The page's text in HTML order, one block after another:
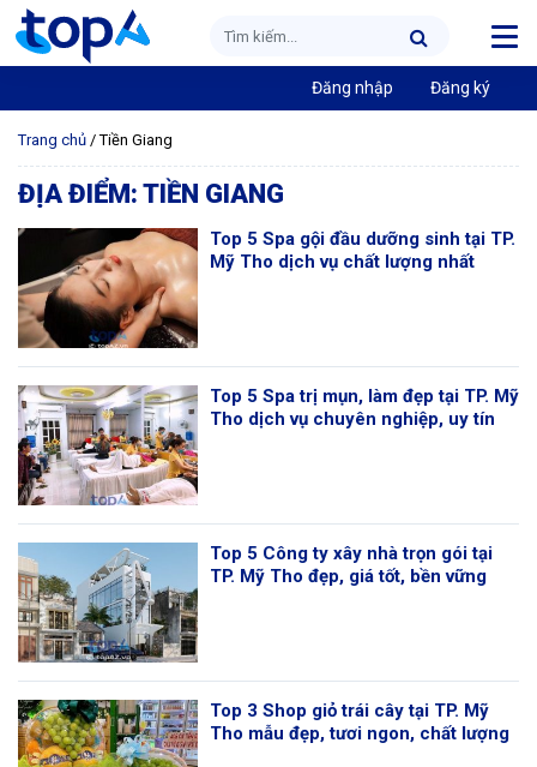
Đăng nhập Đăng ký
Trang chủ /Tiền Giang
ĐỊA ĐIỂM: TIỀN GIANG
Top 5 Spa gội đầu dưỡng sinh tại TP.
Mỹ Tho dịch vụ chất lượng nhất
Top 5 Spa trị mụn, làm đẹp tại TP. Mỹ
Tho dịch vụ chuyên nghiệp, uy tín
Top 5 Công ty xây nhà trọn gói tại
TP. Mỹ Tho đẹp, giá tốt, bền vững
Top 3 Shop giỏ trái cây tại TP. Mỹ
Tho mẫu đẹp, tươi ngon, chất lượng